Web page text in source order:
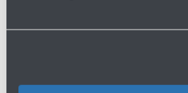
Hai bisogno di